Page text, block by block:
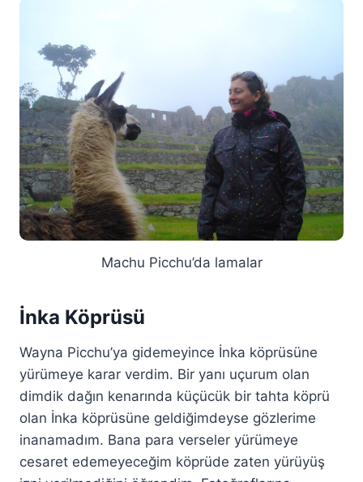
Machu Picchu’da lamalar
İnka Köprüsü
Wayna Picchu’ya gidemeyince İnka köprüsüne
yürümeye karar verdim. Bir yanı uçurum olan
dimdik dağın kenarında küçücük bir tahta köprü
olan İnka köprüsüne geldiğimdeyse gözlerime
inanamadım. Bana para verseler yürümeye
cesaret edemeyeceğim köprüde zaten yürüyüş